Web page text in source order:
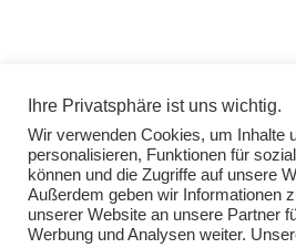
Ihre Privatsphäre ist uns wichtig.
Wir verwenden Cookies, um Inhalte
personalisieren, Funktionen für
können und die Zugriffe auf unsere
Außerdem geben wir Informationen
unserer Website an unsere Partner
Werbung und Analysen weiter.